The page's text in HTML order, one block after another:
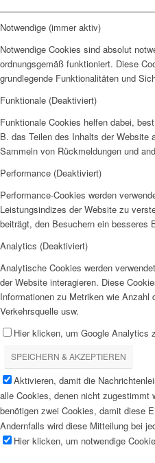
Notwendige (immer aktiv)
Notwendige Cookies sind absolut
ordnungsgemäß funktioniert. Diese
grundlegende Funktionalitäten und
Funktionale (Deaktiviert)
Funktionale Cookies helfen dabei,
B. das Teilen des Inhalts der Website
Sammeln von Rückmeldungen und
Performance (Deaktiviert)
Performance-Cookies werden
Leistungsindizes der Website zu
beiträgt, den Besuchern ein besseres
Analytics (Deaktiviert)
Analytische Cookies werden
der Website interagieren. Diese
Informationen zu Metriken wie Anzahl
Verkehrsquelle usw.
Hier klicken, um Google Analytics
SPEICHERN & AKZEPTIEREN
Aktivieren, damit die
alle Cookies, denen nicht zugestimmt
benötigen zwei Cookies, damit diese
Andernfalls wird diese Mitteilung bei
Hier klicken, um notwendige